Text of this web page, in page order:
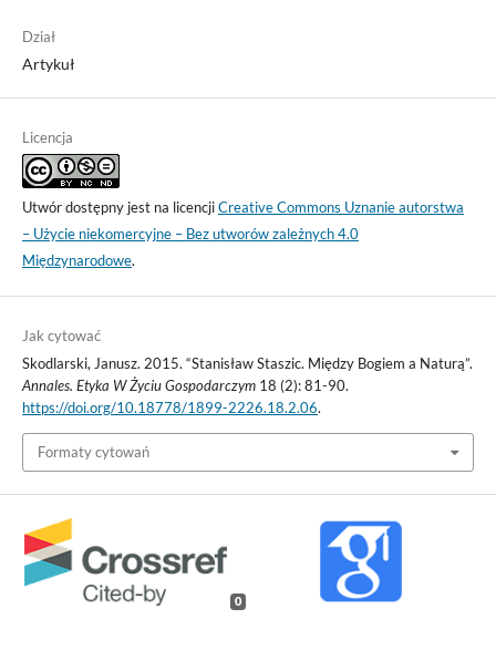
Dział
Artykuł
Licencja
Utwór dostępny jest na licencjiCreative Commons Uznanie autorstwa
– Użycie niekomercyjne – Bez utworów zależnych 4.0
Międzynarodowe.
Jak cytować
Skodlarski, Janusz. 2015. “Stanisław Staszic. Między Bogiem a Naturą”.
Annales. Etyka W Życiu Gospodarczym18 (2): 81-90.
https://doi.org/10.18778/1899-2226.18.2.06.
Formaty cytowań
0